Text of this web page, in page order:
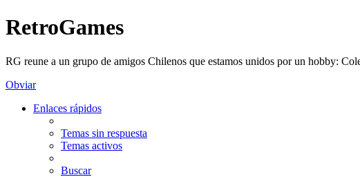
RetroGames
RG reune a un grupo de amigos Chilenos que estamos unidos por un hobby:
Obviar
Enlaces rápidos
Temas sin respuesta
Temas activos
Buscar